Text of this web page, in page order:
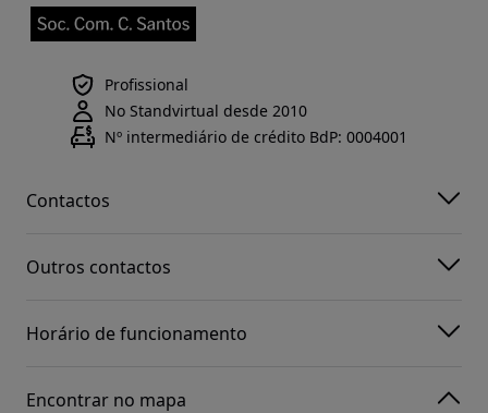
Profissional
No Standvirtual desde 2010
Nº intermediário de crédito BdP: 0004001
Contactos
Outros contactos
Horário de funcionamento
Encontrar no mapa